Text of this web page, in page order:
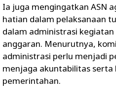
Ia juga mengingatkan ASN
hatian dalam pelaksanaan
dalam administrasi
anggaran. Menurutnya,
administrasi perlu menjadi
menjaga akuntabilitas
pemerintahan.